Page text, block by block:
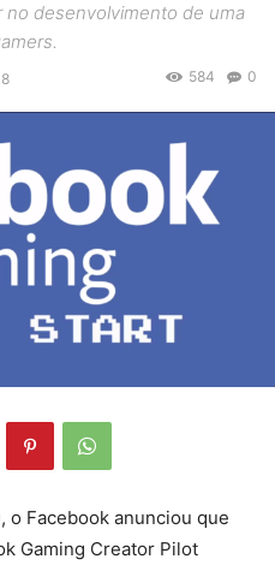
desenvolvimento de uma
0
584
o Facebook anunciou que
Gaming Creator Pilot